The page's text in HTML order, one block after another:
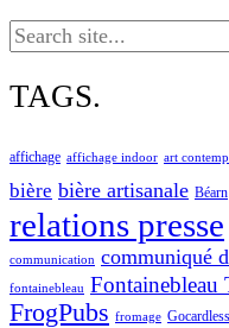
Search
for:
TAGS.
affichage affichage indoor art
bière bière artisanale Béarn
relations presse
communication communiqué
fontainebleau Fontainebleau
FrogPubs fromage Gocardless